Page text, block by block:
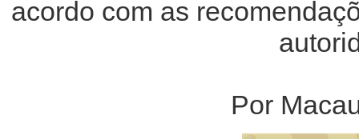
acordo com as
Por